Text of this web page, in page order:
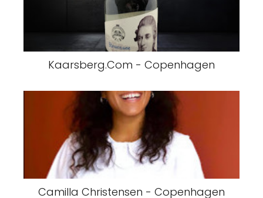
Kaarsberg.Com - Copenhagen
Camilla Christensen - Copenhagen